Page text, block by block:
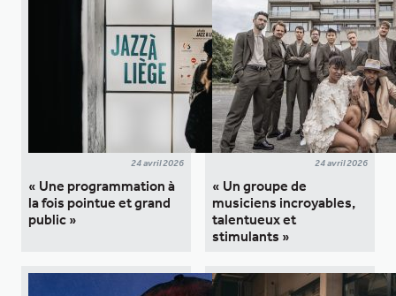
24 avril 2026
« Une programmation à
la fois pointue et grand
public »
24 avril 2026
« Un groupe de
musiciens incroyables,
talentueux et
stimulants »